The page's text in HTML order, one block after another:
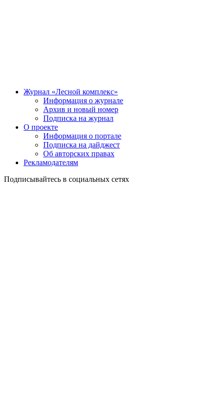
Журнал «Лесной комплекс»
Информация о журнале
Архив и новый номер
Подписка на журнал
О проекте
Информация о портале
Подписка на дайджест
Об авторских правах
Рекламодателям
Подписывайтесь в социальных сетях